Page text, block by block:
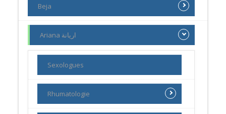
Beja
Ariana اريانة
Sexologues
Rhumatologie